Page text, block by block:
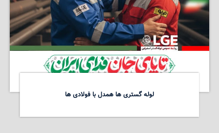
لوله گستری ها همدل با فولادی ها